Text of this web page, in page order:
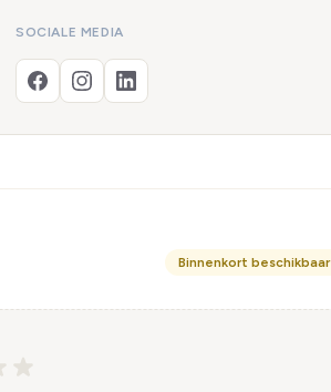
SOCIALE MEDIA
Binnenkort beschikbaar